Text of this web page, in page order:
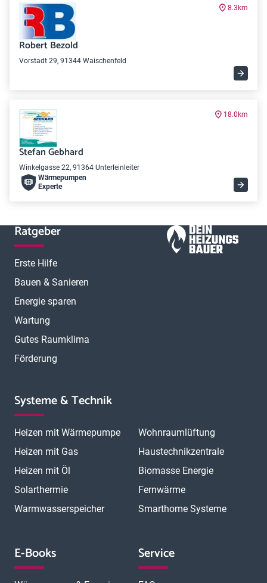
8.3km
Robert Bezold
Vorstadt 29, 91344 Waischenfeld
18.0km
Stefan Gebhard
Winkelgasse 22, 91364 Unterleinleiter
Wärme­pumpen
Experte
Ratgeber
Erste Hilfe
Bauen & Sanieren
Energie sparen
Wartung
Gutes Raumklima
Förderung
Systeme & Technik
Heizen mit Wärmepumpe
Heizen mit Gas
Heizen mit Öl
Solarthermie
Warmwasserspeicher
Wohnraumlüftung
Haustechnikzentrale
Biomasse Energie
Fernwärme
Smarthome Systeme
E-Books Service